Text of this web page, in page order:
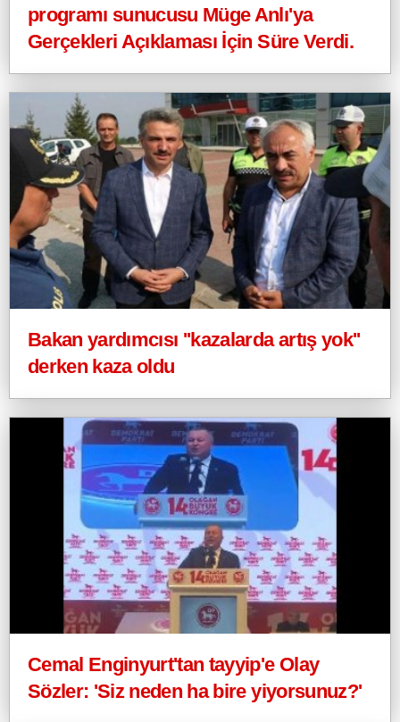
programı sunucusu Müge Anlı'ya
Gerçekleri Açıklaması İçin Süre Verdi.
Bakan yardımcısı ''kazalarda artış yok''
derken kaza oldu
Cemal Enginyurt'tan tayyip'e Olay
Sözler: 'Siz neden ha bire yiyorsunuz?'